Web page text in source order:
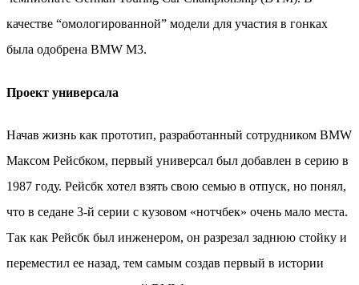
качестве “омологированной” модели для участия в гонках
была одобрена BMW M3.
Проект универсала
Начав жизнь как прототип, разработанный сотрудником BMW
Максом Рейсбком, первый универсал был добавлен в серию в
1987 году. Рейсбк хотел взять свою семью в отпуск, но понял,
что в седане 3-й серии с кузовом «нотчбек» очень мало места.
Так как Рейсбк был инженером, он разрезал заднюю стойку и
переместил ее назад, тем самым создав первый в истории